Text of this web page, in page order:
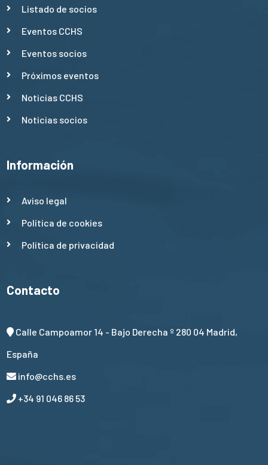
Listado de socios
Eventos CCHS
Eventos socios
Próximos eventos
Noticias CCHS
Noticias socios
Información
Aviso legal
Política de cookies
Política de privacidad
Contacto
Calle Campoamor 14 - Bajo Derecha º 280 04 Madrid,
España
info@cchs.es
+34 91 046 86 53